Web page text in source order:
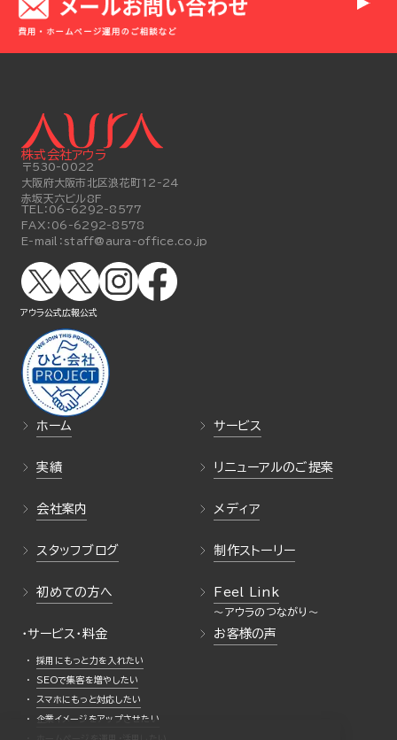
ホーム サービス
実績 リニューアルのご提案
会社案内 メディア
スタッフブログ 制作ストーリー
初めての方へ Feel Link
・サービス・料金
採用にもっと力を入れたい
SEOで集客を増やしたい
スマホにもっと対応したい
企業イメージをアップさせたい
お客様の声
株式会社アウラ
〒530-0022
大阪府大阪市北区浪花町12-24
赤坂天六ビル8F
TEL： 06-6292-8577
FAX： 06-6292-8578
E-mail： staff@aura-office.co.jp
アウラ公式広報公式